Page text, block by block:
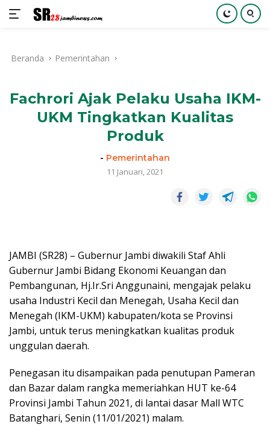
kontenBeranda Pemerintahan
Fachrori Ajak Pelaku Usaha IKM-
UKM Tingkatkan Kualitas
Produk
- Pemerintahan
11 Januari, 2021
JAMBI (SR28) – Gubernur Jambi diwakili Staf Ahli
Gubernur Jambi Bidang Ekonomi Keuangan dan
Pembangunan, Hj.Ir.Sri Anggunaini, mengajak pelaku
usaha Industri Kecil dan Menegah, Usaha Kecil dan
Menegah (IKM-UKM) kabupaten/kota se Provinsi
Jambi, untuk terus meningkatkan kualitas produk
unggulan daerah.
Penegasan itu disampaikan pada penutupan Pameran
dan Bazar dalam rangka memeriahkan HUT ke-64
Provinsi Jambi Tahun 2021, di lantai dasar Mall WTC
Batanghari, Senin (11/01/2021) malam.